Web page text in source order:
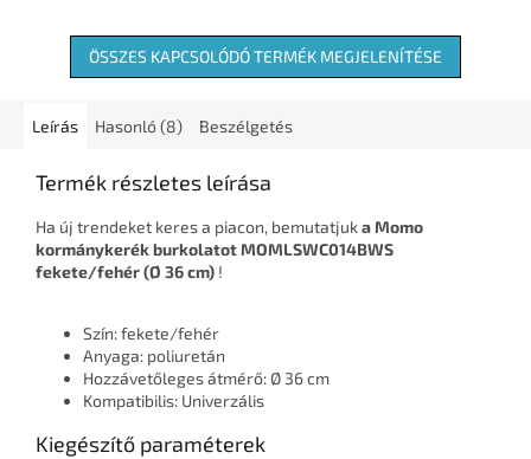
ÖSSZES KAPCSOLÓDÓ TERMÉK MEGJELENÍTÉSE
Leírás Hasonló (8) Beszélgetés
Termék részletes leírása
Ha új trendeket keres a piacon, bemutatjuka Momo
kormánykerék burkolatot MOMLSWC014BWS
fekete/fehér (Ø 36 cm) !
Szín: fekete/fehér
Anyaga: poliuretán
Hozzávetőleges átmérő: Ø 36 cm
Kompatibilis: Univerzális
Kiegészítő paraméterek